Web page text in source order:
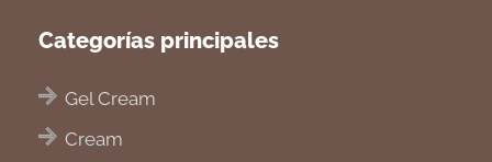
Categorías principales
Gel Cream
Cream